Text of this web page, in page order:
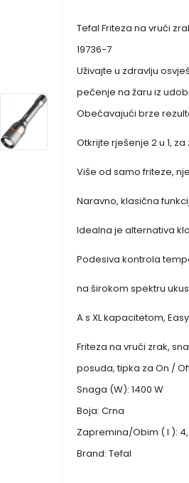
Tefal Friteza na vrući
19736-7
Uživajte u zdravlju
pečenje na žaru iz
Obećavajući brze
Otkrijte rješenje 2 u 1,
Više od samo friteze,
Naravno, klasična
Idealna je alternativa
Podesiva kontrola
na širokom spektru
A s XL kapacitetom,
Friteza na vrući zrak,
posuda, tipka za On /
Snaga (W): 1400 W
Boja: Crna
Zapremina/Obim ( l ):
Brand: Tefal